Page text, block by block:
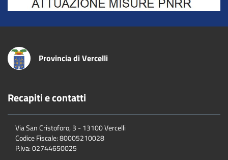
Provincia di Vercelli
Recapiti e contatti
Via San Cristoforo, 3 - 13100 Vercelli
Codice Fiscale:80005210028
P.Iva:02744650025